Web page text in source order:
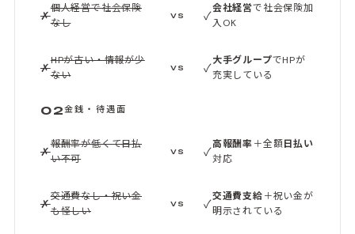
✗
個人経営で社会保険
なし
VS ✓
会社経営で社会保険加
入OK
✗
HPが古い・情報が少
ない
VS ✓
大手グループでHPが
充実している
02金銭・待遇面
✗
報酬率が低くて日払
い不可
VS ✓
高報酬率＋全額日払い
対応
✗
交通費なし・祝い金
も怪しい
VS ✓
交通費支給＋祝い金が
明示されている